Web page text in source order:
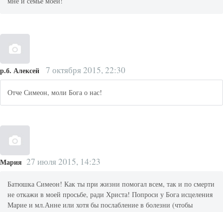
р.б. Алексей 7 октября 2015, 22:30
Отче Симеон, моли Бога о нас!
Мария 27 июля 2015, 14:23
Батюшка Симеон! Как ты при жизни помогал всем, так и по смерти
не откажи в моей просьбе, ради Христа! Попроси у Бога исцеления
Марие и мл.Анне или хотя бы послабление в болезни (чтобы